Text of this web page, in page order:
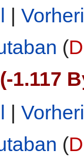
|
(
(-1.117
|
(